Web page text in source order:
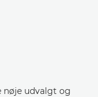
nøje udvalgt og